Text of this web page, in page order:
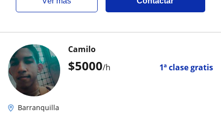
$5000/h 1ª clase gratis
Camilo
Barranquilla